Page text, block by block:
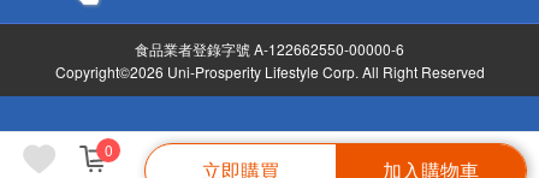
0
立即購買 加入購物車
食品業者登錄字號 A-122662550-00000-6
Copyright©2026 Uni-Prosperity Lifestyle Corp. All Right Reserved